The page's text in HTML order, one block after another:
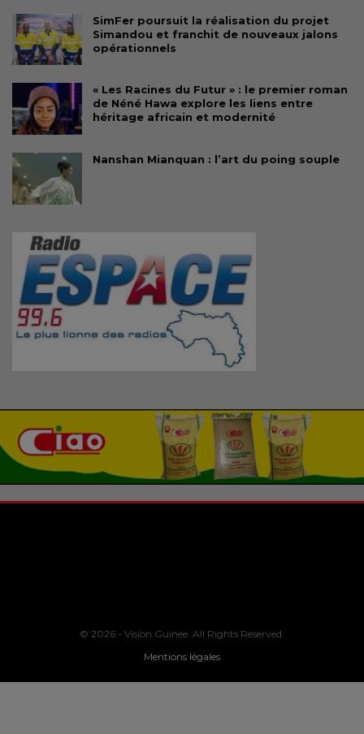
SimFer poursuit la réalisation du projet
Simandou et franchit de nouveaux jalons
opérationnels
« Les Racines du Futur » : le premier roman
de Néné Hawa explore les liens entre
héritage africain et modernité
Nanshan Mianquan : l’art du poing souple
© 2026 - Vision Guinee. All Rights Reserved.
Mentions légales